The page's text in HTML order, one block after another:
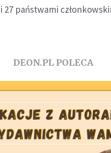
państwami
DEON.PL POLECA